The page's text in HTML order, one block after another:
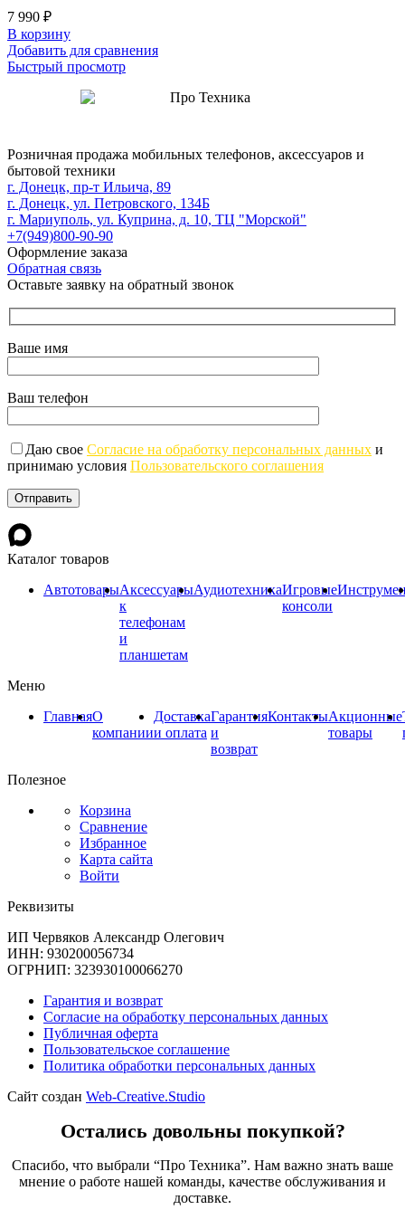
7 990 ₽
В корзину
Добавить для сравнения
Быстрый просмотр
Розничная продажа мобильных телефонов, аксессуаров и
бытовой техники
г. Донецк, пр-т Ильича, 89
г. Донецк, ул. Петровского, 134Б
г. Мариуполь, ул. Куприна, д. 10, ТЦ "Морской"
+7(949)800-90-90
Оформление заказа
Обратная связь
Оставьте заявку на обратный звонок
Ваше имя
Ваш телефон
Даю свое Согласие на обработку персональных данных и
принимаю условия Пользовательского соглашения
Каталог товаров
АвтотоварыАксессуары
к
телефонам
и
планшетам
АудиотехникаИгровые
консоли
Меню
ГлавнаяО
компании
Доставка
и оплата
Гарантия
и
возврат
КонтактыАкционные
товары
Полезное
Корзина
Сравнение
Избранное
Карта сайта
Войти
Реквизиты
ИП Червяков Александр Олегович
ИНН: 930200056734
ОГРНИП: 323930100066270
Гарантия и возврат
Согласие на обработку персональных данных
Публичная оферта
Пользовательское соглашение
Политика обработки персональных данных
Сайт создан Web-Creative.Studio
Остались довольны покупкой?
Спасибо, что выбрали “Про Техника”. Нам важно знать ваше
мнение о работе нашей команды, качестве обслуживания и
доставке.